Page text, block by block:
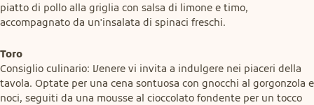
piatto di pollo alla griglia con salsa di limone e timo,
accompagnato da un'insalata di spinaci freschi.
Toro
Consiglio culinario: Venere vi invita a indulgere nei piaceri della
tavola. Optate per una cena sontuosa con gnocchi al gorgonzola e
noci, seguiti da una mousse al cioccolato fondente per un tocco